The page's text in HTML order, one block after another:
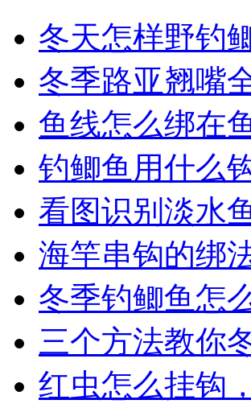
冬天怎样野钓
冬季路亚翘嘴
鱼线怎么绑在
钓鲫鱼用什么
看图识别淡水
海竿串钩的绑
冬季钓鲫鱼怎
三个方法教你
红虫怎么挂钩